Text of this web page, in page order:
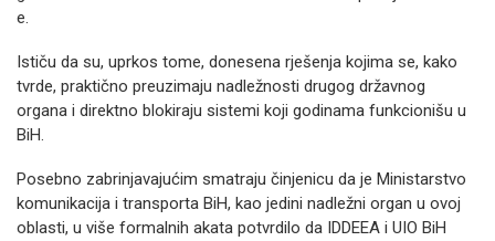
e.
Ističu da su, uprkos tome, donesena rješenja kojima se, kako
tvrde, praktično preuzimaju nadležnosti drugog državnog
organa i direktno blokiraju sistemi koji godinama funkcionišu u
BiH.
Posebno zabrinjavajućim smatraju činjenicu da je Ministarstvo
komunikacija i transporta BiH, kao jedini nadležni organ u ovoj
oblasti, u više formalnih akata potvrdilo da IDDEEA i UIO BiH